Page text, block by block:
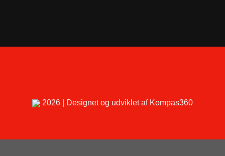
2026 | Designet og udviklet af Kompas360